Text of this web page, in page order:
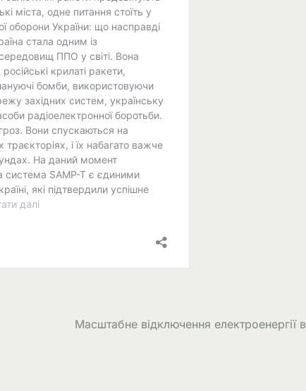
Масштабне відключення електроенергії